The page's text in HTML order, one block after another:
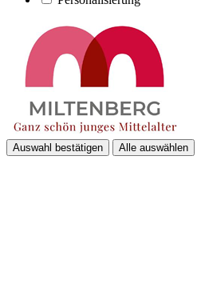
Auswahl bestätigen Alle auswählen